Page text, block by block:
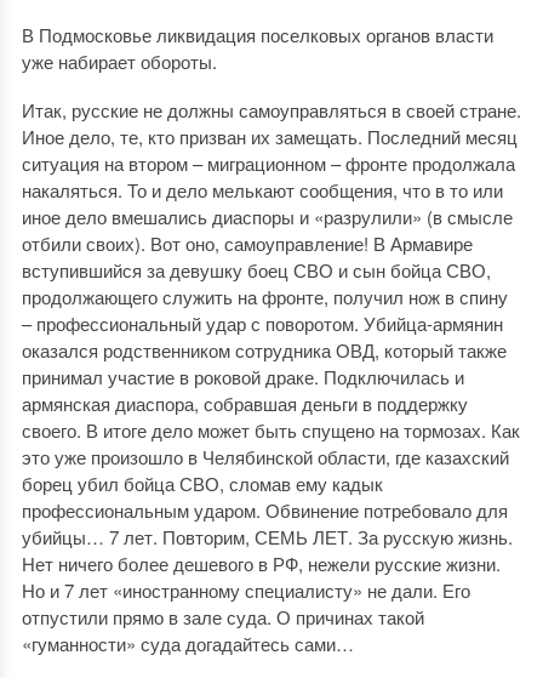
В Подмосковье ликвидация поселковых органов власти
уже набирает обороты.
Итак, русские не должны самоуправляться в своей стране.
Иное дело, те, кто призван их замещать. Последний месяц
ситуация на втором – миграционном – фронте продолжала
накаляться. То и дело мелькают сообщения, что в то или
иное дело вмешались диаспоры и «разрулили» (в смысле
отбили своих). Вот оно, самоуправление! В Армавире
вступившийся за девушку боец СВО и сын бойца СВО,
продолжающего служить на фронте, получил нож в спину
– профессиональный удар с поворотом. Убийца-армянин
оказался родственником сотрудника ОВД, который также
принимал участие в роковой драке. Подключилась и
армянская диаспора, собравшая деньги в поддержку
своего. В итоге дело может быть спущено на тормозах. Как
это уже произошло в Челябинской области, где казахский
борец убил бойца СВО, сломав ему кадык
профессиональным ударом. Обвинение потребовало для
убийцы… 7 лет. Повторим, СЕМЬ ЛЕТ. За русскую жизнь.
Нет ничего более дешевого в РФ, нежели русские жизни.
Но и 7 лет «иностранному специалисту» не дали. Его
отпустили прямо в зале суда. О причинах такой
«гуманности» суда догадайтесь сами…